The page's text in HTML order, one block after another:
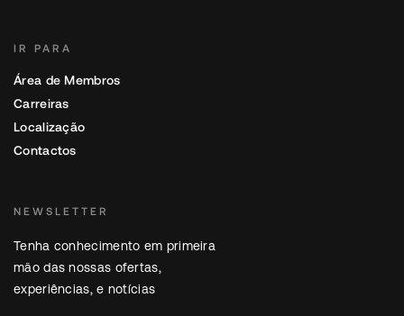
IR PARA
Área de Membros
Carreiras
Localização
Contactos
NEWSLETTER
Tenha conhecimento em primeira
mão das nossas ofertas,
experiências, e notícias